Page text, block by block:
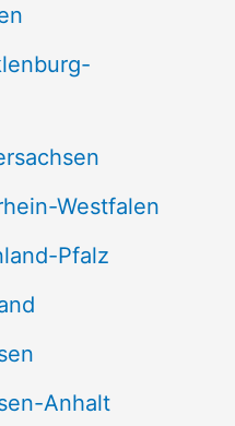
Westfalen
Pfalz
Anhalt